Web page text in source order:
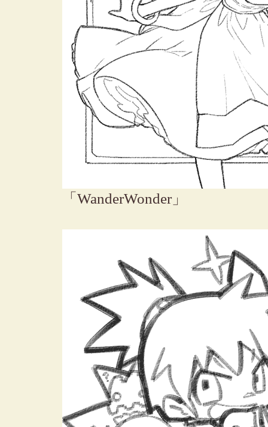
「WanderWonder」